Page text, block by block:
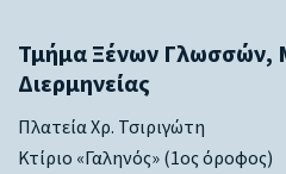
Τμήμα Ξένων Γλωσσών,
Διερμηνείας
Πλατεία Χρ. Τσιριγώτη
Κτίριο «Γαληνός» (1ος όροφος)